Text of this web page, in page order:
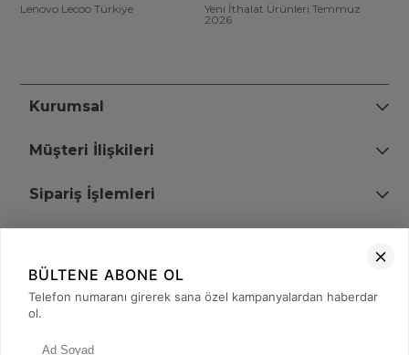
Lenovo Lecoo Türkiye
Yeni İthalat Ürünleri Temmuz
2026
Kurumsal
Müşteri İlişkileri
Sipariş İşlemleri
+90 (850) 473 08 08
BÜLTENE ABONE OL
Telefon numaranı girerek sana özel kampanyalardan haberdar
ol.